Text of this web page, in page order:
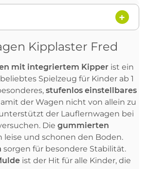
Kipplaster Fred
mit integriertem Kipper ist ein
Spielzeug für Kinder ab 1
stufenlos einstellbares
der Wagen nicht von allein zu
der Lauflernwagen bei
Die gummierten
leise und schonen den Boden.
sorgen für besondere Stabilität.
ist der Hit für alle Kinder, die